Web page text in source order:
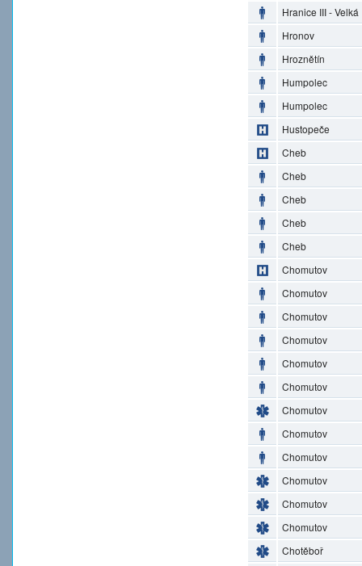
Hranice III - Velká
Hronov
Hroznětín
Humpolec
Humpolec
Hustopeče
Cheb
Cheb
Cheb
Cheb
Cheb
Chomutov
Chomutov
Chomutov
Chomutov
Chomutov
Chomutov
Chomutov
Chomutov
Chomutov
Chomutov
Chomutov
Chomutov
Chotěboř